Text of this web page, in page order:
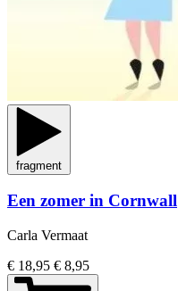
fragment
Een zomer in Cornwall
Carla Vermaat
€ 18,95 € 8,95